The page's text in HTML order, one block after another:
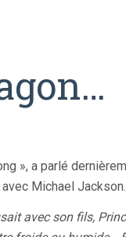
», a parlé
Michael Jackson.
avec son fils,